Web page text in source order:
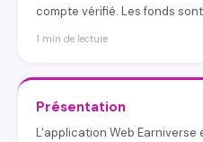
compte vérifié. Les fonds
1 min de lecture
Présentation
L'application Web